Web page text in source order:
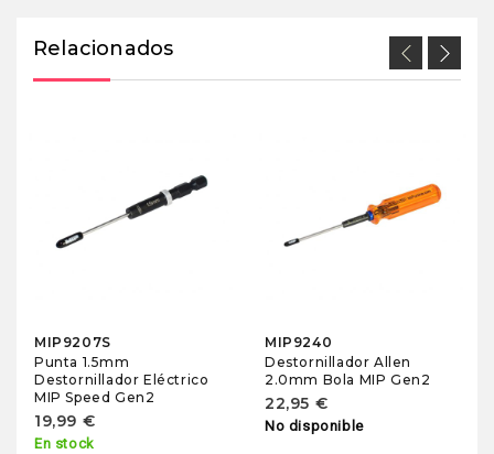
Relacionados
MIP9207S
Punta 1.5mm
Destornillador Eléctrico
MIP Speed Gen2
19,99 €
En stock
MIP9240
Destornillador Allen
2.0mm Bola MIP Gen2
22,95 €
No disponible